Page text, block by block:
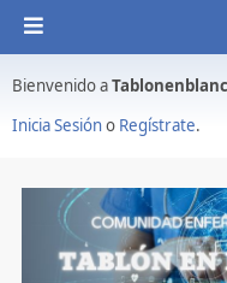
Bienvenido a
Inicia Sesióno Regístrate.